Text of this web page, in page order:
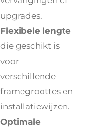
upgrades.
Flexibele lengte
die geschikt is
voor
verschillende
framegroottes en
installatiewijzen.
Optimale